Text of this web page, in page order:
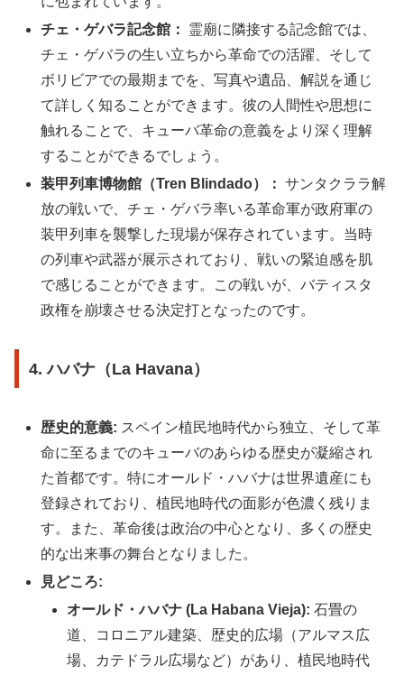
チェ・ゲバラ記念館：
霊廟に隣接する記念館では、
チェ・ゲバラの生い立ちから革命での活躍、そして
ボリビアでの最期までを、写真や遺品、解説を通じ
て詳しく知ることができます。彼の人間性や思想に
触れることで、キューバ革命の意義をより深く理解
することができるでしょう。
装甲列車博物館（Tren Blindado）： サンタクララ解
放の戦いで、チェ・ゲバラ率いる革命軍が政府軍の
装甲列車を襲撃した現場が保存されています。当時
の列車や武器が展示されており、戦いの緊迫感を肌
で感じることができます。この戦いが、バティスタ
政権を崩壊させる決定打となったのです。
4. ハバナ（La Havana）
歴史的意義: スペイン植民地時代から独立、そして革
命に至るまでのキューバのあらゆる歴史が凝縮され
た首都です。特にオールド・ハバナは世界遺産にも
登録されており、植民地時代の面影が色濃く残りま
す。また、革命後は政治の中心となり、多くの歴史
的な出来事の舞台となりました。
見どころ:
オールド・ハバナ (La Habana Vieja): 石畳の
道、コロニアル建築、歴史的広場（アルマス広
場、カテドラル広場など）があり、植民地時代